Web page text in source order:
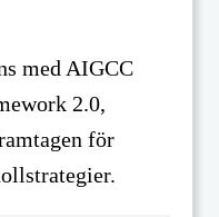
med AIGCC
2.0,
för